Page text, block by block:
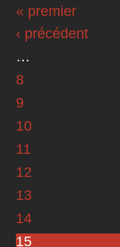
Pages
« premier
‹ précédent
…
8
9
10
11
12
13
14
15